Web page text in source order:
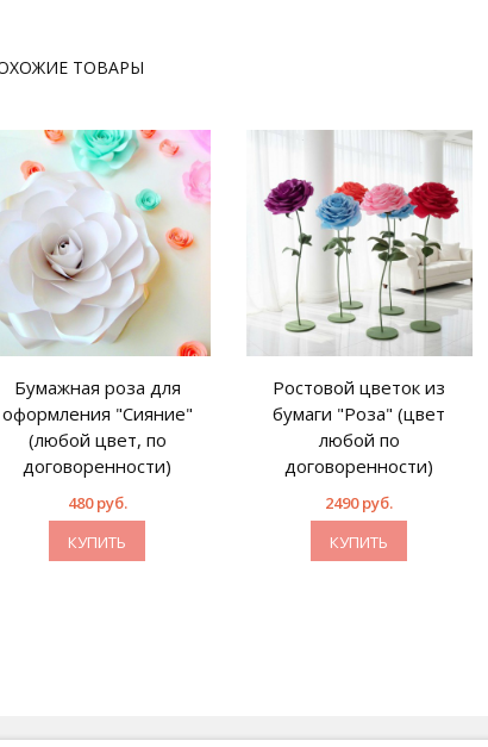
ТОВАРЫ
Бумажная роза для
оформления "Сияние"
(любой цвет, по
договоренности)
480 руб.
КУПИТЬ
Ростовой цветок из
бумаги "Роза" (цвет
любой по
договоренности)
2490 руб.
КУПИТЬ